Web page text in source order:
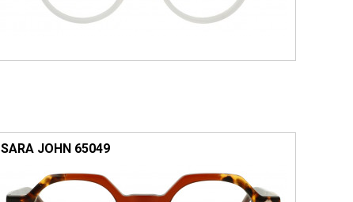
SARA JOHN 65049